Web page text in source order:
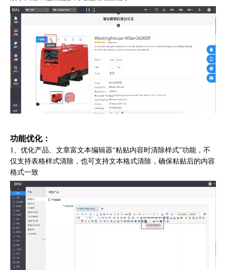
功能优化：
1、优化产品、文章富文本编辑器“粘贴内容时清除样式”功能，不
仅支持表格样式清除，也可支持文本格式清除，确保粘贴后的内容
格式一致